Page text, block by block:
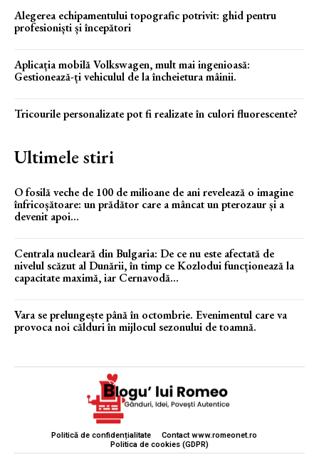
Alegerea echipamentului topografic potrivit: ghid pentru
profesioniști și începători
Aplicația mobilă Volkswagen, mult mai ingenioasă:
Gestionează-ți vehiculul de la încheietura mâinii.
Tricourile personalizate pot fi realizate în culori fluorescente?
Ultimele stiri
O fosilă veche de 100 de milioane de ani revelează o imagine
înfricoșătoare: un prădător care a mâncat un pterozaur și a
devenit apoi...
Centrala nucleară din Bulgaria: De ce nu este afectată de
nivelul scăzut al Dunării, în timp ce Kozlodui funcționează la
capacitate maximă, iar Cernavodă...
Vara se prelungește până în octombrie. Evenimentul care va
provoca noi călduri în mijlocul sezonului de toamnă.
Politică de confidențialitate
Contact www.romeonet.ro
Politica de cookies (GDPR)